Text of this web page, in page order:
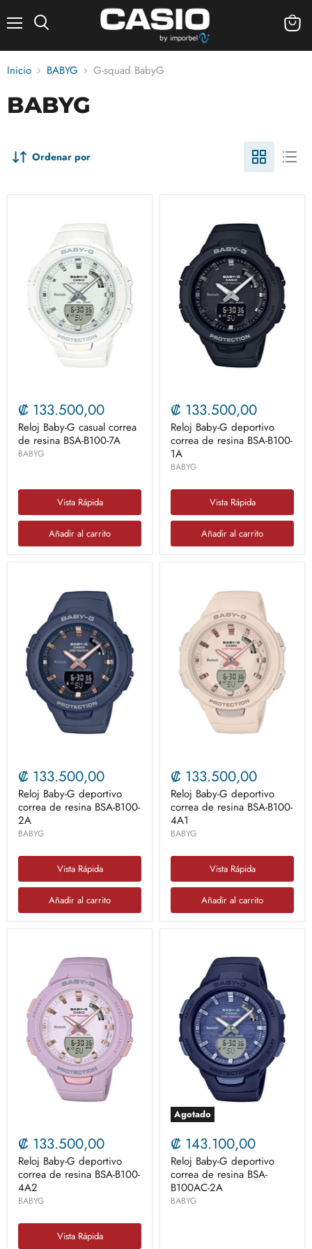
carrito
Inicio BABYG G-squad BabyG
BABYG
Ordenar por
₡ 133.500,00
Reloj Baby-G casual correa
de resina BSA-B100-7A
BABYG
Vista Rápida
Añadir al carrito
₡ 133.500,00
Reloj Baby-G deportivo
correa de resina BSA-B100-
1A
BABYG
Vista Rápida
Añadir al carrito
₡ 133.500,00
Reloj Baby-G deportivo
correa de resina BSA-B100-
2A
BABYG
Vista Rápida
Añadir al carrito
₡ 133.500,00
Reloj Baby-G deportivo
correa de resina BSA-B100-
4A1
BABYG
Vista Rápida
Añadir al carrito
₡ 133.500,00
Reloj Baby-G deportivo
correa de resina BSA-B100-
4A2
BABYG
Vista Rápida
Agotado
₡ 143.100,00
Reloj Baby-G deportivo
correa de resina BSA-
B100AC-2A
BABYG